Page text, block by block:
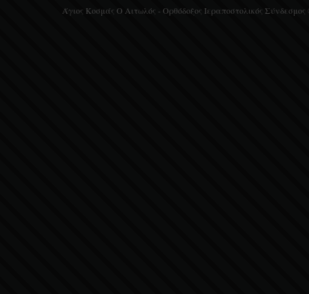
Άγιος Κοσμάς Ο Αιτωλός - Ορθόδοξος Ιεραποστολικός